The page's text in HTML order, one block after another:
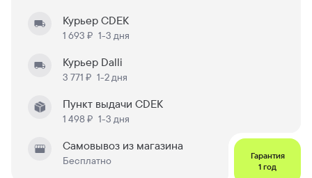
Курьер CDEK
1 693 ₽ 1-3 дня
Курьер Dalli
3 771 ₽ 1-2 дня
Пункт выдачи CDEK
1 498 ₽ 1-3 дня
Самовывоз из магазина
Бесплатно
Гарантия
1 год